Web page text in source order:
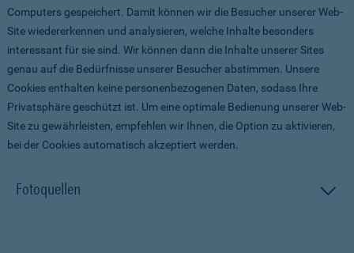
Computers gespeichert. Damit können wir die Besucher unserer Web-
Site wiedererkennen und analysieren, welche Inhalte besonders
interessant für sie sind. Wir können dann die Inhalte unserer Sites
genau auf die Bedürfnisse unserer Besucher abstimmen. Unsere
Cookies enthalten keine personenbezogenen Daten, sodass Ihre
Privatsphäre geschützt ist. Um eine optimale Bedienung unserer Web-
Site zu gewährleisten, empfehlen wir Ihnen, die Option zu aktivieren,
bei der Cookies automatisch akzeptiert werden.
Fotoquellen